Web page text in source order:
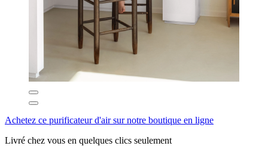
Achetez ce purificateur d'air sur notre boutique en ligne
Livré chez vous en quelques clics seulement